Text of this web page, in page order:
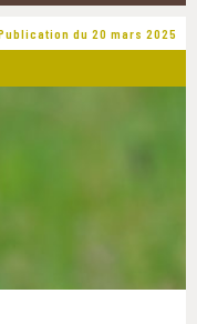
du 20 mars 2025